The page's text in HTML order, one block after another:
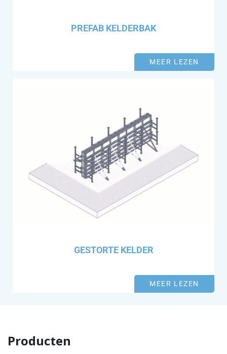
PREFAB KELDERBAK
MEER LEZEN
GESTORTE KELDER
MEER LEZEN
Producten